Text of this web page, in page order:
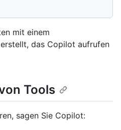
mit einem
das Copilot aufrufen
Tools
sagen Sie Copilot: